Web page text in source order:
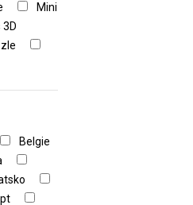
Marino
Mini
3D
Belgie